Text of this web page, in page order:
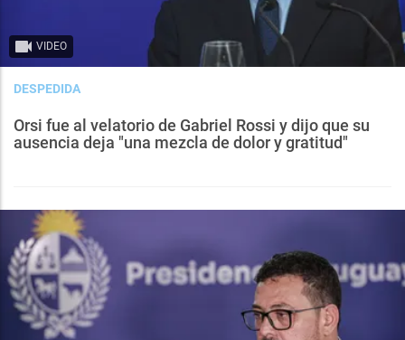
VIDEO
DESPEDIDA
Orsi fue al velatorio de Gabriel Rossi y dijo que su
ausencia deja "una mezcla de dolor y gratitud"